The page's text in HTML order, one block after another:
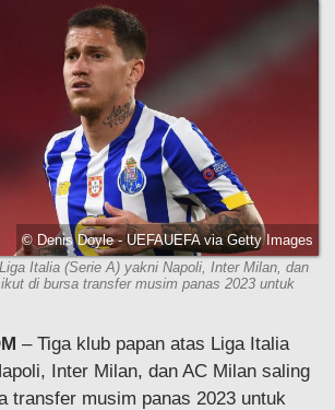
© Denis Doyle - UEFAUEFA via Getty Images
Italia (Serie A) yakni Napoli, Inter Milan, dan
di bursa transfer musim panas 2023 untuk
– Tiga klub papan atas Liga Italia
Inter Milan, dan AC Milan saling
transfer musim panas 2023 untuk